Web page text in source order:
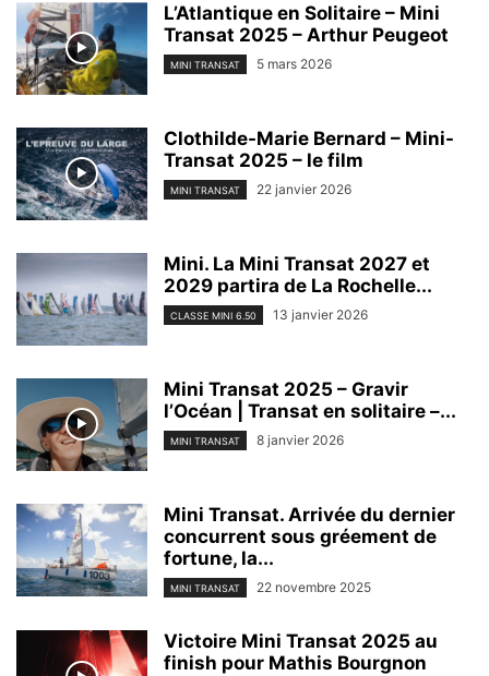
L’Atlantique en Solitaire – Mini
Transat 2025 – Arthur Peugeot
MINI TRANSAT 5 mars 2026
Clothilde-Marie Bernard – Mini-
Transat 2025 – le film
MINI TRANSAT 22 janvier 2026
Mini. La Mini Transat 2027 et
2029 partira de La Rochelle...
CLASSE MINI 6.50 13 janvier 2026
Mini Transat 2025 – Gravir
l’Océan | Transat en solitaire –...
MINI TRANSAT 8 janvier 2026
Mini Transat. Arrivée du dernier
concurrent sous gréement de
fortune, la...
MINI TRANSAT 22 novembre 2025
Victoire Mini Transat 2025 au
finish pour Mathis Bourgnon